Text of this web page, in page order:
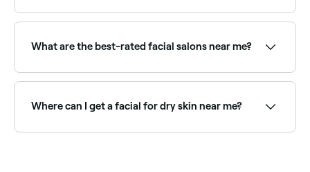
standard facial typically includes cleansing, toning,
exfoliation, a mask, and moisturising: all tailored to
What are the best-rated facial salons near me?
Sort by rating to find the highest-rated therapists
near you.
Where can I get a facial for dry skin near me?